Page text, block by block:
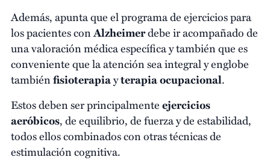
Además, apunta que el programa de ejercicios para
los pacientes conAlzheimerdebe ir acompañado de
una valoración médica específica y también que es
conveniente que la atención sea integral y englobe
tambiénfisioterapiayterapia ocupacional.
Estos deben ser principalmenteejercicios
aeróbicos, de equilibrio, de fuerza y de estabilidad,
todos ellos combinados con otras técnicas de
estimulación cognitiva.